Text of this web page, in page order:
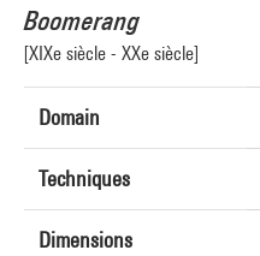
Boomerang
[XIXe siècle - XXe siècle]
Domain
Techniques
Dimensions